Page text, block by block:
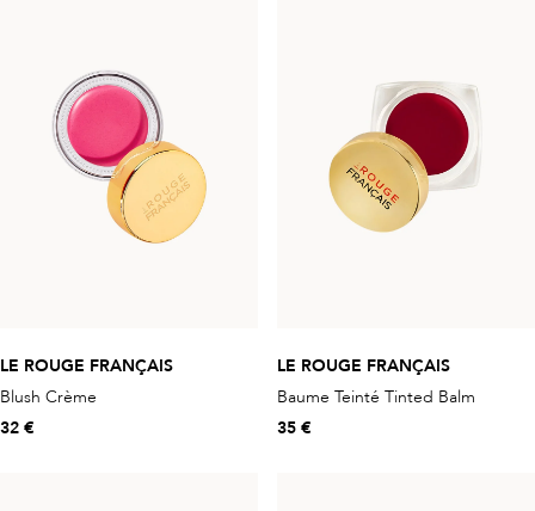
LE ROUGE FRANÇAIS
Blush Crème
32 €
LE ROUGE FRANÇAIS
Baume Teinté Tinted Balm
35 €